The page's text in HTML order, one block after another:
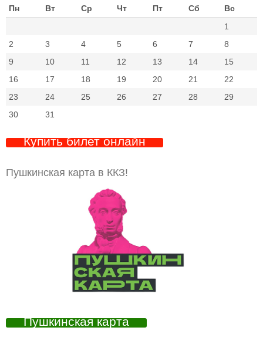
Пн
Вт Ср Чт Пт Сб
Вс
1
2
3 4 5 6 7
8
9
10 11 12 13 14
15
16
17 18 19 20 21
22
23
24 25 26 27 28
29
30
31
Купить билет онлайн
Пушкинская карта в ККЗ!
Пушкинская карта